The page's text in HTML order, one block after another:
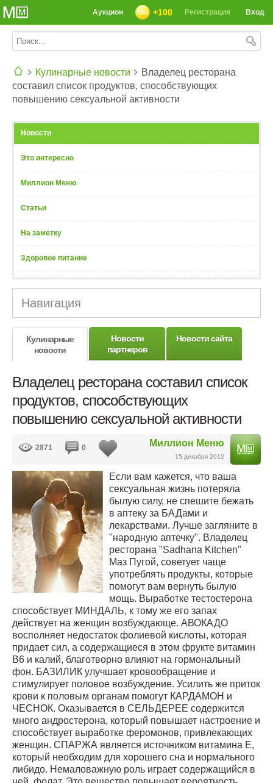
СЕГОДНЯ: 39142 РЕЦЕПТА
Вход
Регистрация
+100
Аукцион
Кулинарные новости
Владелец ресторана
составил список продуктов, способствующих
повышению сексуальной активности
Новости
Это интересно
Миллион Меню
Статьи
На заметку
Здоровое питание
Навигация
Кулинарные
новости
Новости
партнеров
Новости сайта
Владелец ресторана составил список
продуктов, способствующих
повышению сексуальной активности
Миллион Меню
15 декабря 2012
2871 0
Если вам кажется, что ваша
сексуальная жизнь потеряла
былую силу, не спешите бежать
в аптеку за БАДами и
лекарствами. Лучше загляните в
"народную аптечку". Владелец
ресторана "Sadhana Kitchen"
Маз Пугой, советует чаще
употреблять продукты, которые
помогут вам вернуть былую
мощь. Выработке тестостерона
способствует МИНДАЛЬ, к тому же его запах
действует на женщин возбуждающе. АВОКАДО
восполняет недостаток фолиевой кислоты, которая
придает сил, а содержащиеся в этом фрукте витамин
В6 и калий, благотворно влияют на гормональный
фон. БАЗИЛИК улучшает кровообращение и
стимулирует половое возбуждение. Усилить же приток
крови к половым органам помогут КАРДАМОН и
ЧЕСНОК. Оказывается в СЕЛЬДЕРЕЕ содержится
много андростерона, который повышает настроение и
способствует выработке феромонов, привлекающих
женщин. СПАРЖА является источником витамина Е,
который необходим для хорошего сна и нормального
либидо. Немаловажную роль играет содержащийся в